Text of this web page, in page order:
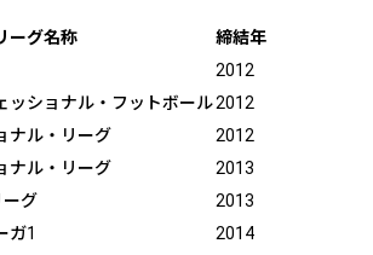
ーグ名称
締結年
2012
ッショナル・フットボール2012
ナル・リーグ
2012
ナル・リーグ
2013
グ
2013
ガ1
2014